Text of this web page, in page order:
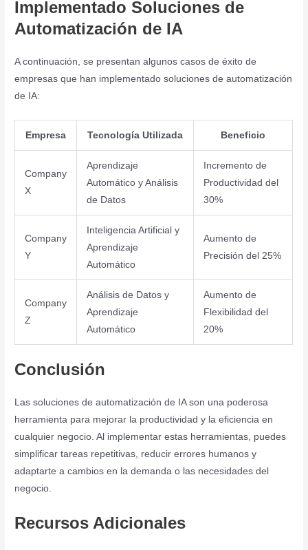
Implementado Soluciones de
Automatización de IA
A continuación, se presentan algunos casos de éxito de
empresas que han implementado soluciones de automatización
de IA:
Empresa Tecnología Utilizada Beneficio
Company
X
Aprendizaje
Automático y Análisis
de Datos
Incremento de
Productividad del
30%
Company
Y
Inteligencia Artificial y
Aprendizaje
Automático
Aumento de
Precisión del 25%
Company
Z
Análisis de Datos y
Aprendizaje
Automático
Aumento de
Flexibilidad del
20%
Conclusión
Las soluciones de automatización de IA son una poderosa
herramienta para mejorar la productividad y la eficiencia en
cualquier negocio. Al implementar estas herramientas, puedes
simplificar tareas repetitivas, reducir errores humanos y
adaptarte a cambios en la demanda o las necesidades del
negocio.
Recursos Adicionales